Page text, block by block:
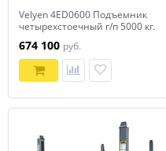
Velyen 4ED0600 Подъемник
четырехстоечный г/п 5000 кг.
674 100 руб.